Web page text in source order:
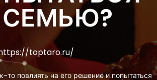
https://toptaro.ru/
повлиять на его решение и попытаться